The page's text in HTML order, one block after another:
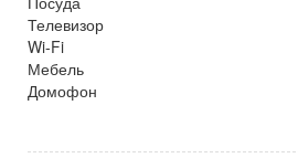
Телевизор
Wi-Fi
Мебель
Домофон